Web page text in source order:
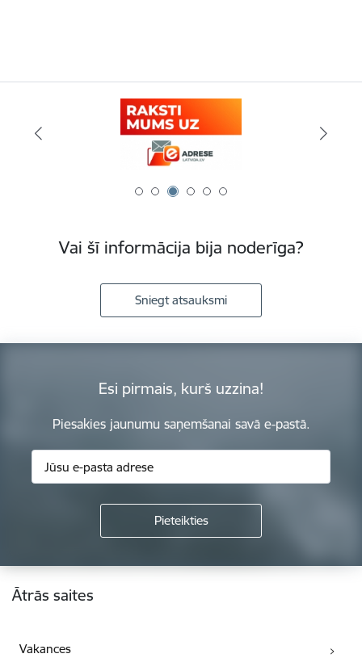
Vai šī informācija bija noderīga?
Sniegt atsauksmi
Esi pirmais, kurš uzzina!
Piesakies jaunumu saņemšanai savā e-pastā.
Kājene
Ātrās saites
Vakances